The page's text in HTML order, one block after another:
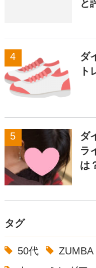
と
ダ
ト
ダ
ラ
は
タグ
50代 ZUMBA